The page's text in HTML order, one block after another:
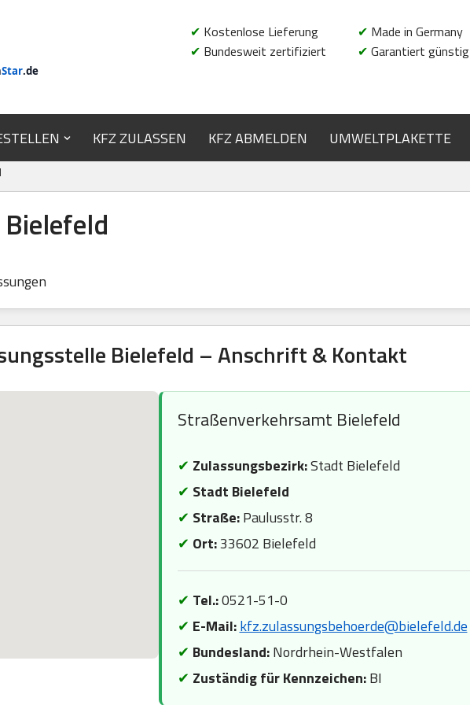
Star.de
✔ Kostenlose Lieferung
✔ Bundesweit zertifiziert
✔ Made in Germany
✔ Garantiert günstig
KFZ ZULASSEN KFZ ABMELDEN UMWELTPLAKETTE
Bielefeld – Anschrift & Kontakt
Straßenverkehrsamt Bielefeld
✔ Zulassungsbezirk:Stadt Bielefeld
✔ Stadt Bielefeld
✔ Straße:Paulusstr. 8
✔ Ort:33602 Bielefeld
✔ Tel.:0521-51-0
✔ E-Mail: kfz.zulassungsbehoerde@bielefeld.de
✔ Bundesland:Nordrhein-Westfalen
✔ Zuständig für Kennzeichen:BI